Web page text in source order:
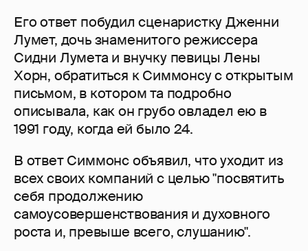
Его ответ побудил сценаристку Дженни
Лумет, дочь знаменитого режиссера
Сидни Лумета и внучку певицы Лены
Хорн, обратиться к Симмонсу с открытым
письмом, в котором та подробно
описывала, как он грубо овладел ею в
1991 году, когда ей было 24.
В ответ Симмонс объявил, что уходит из
всех своих компаний с целью "посвятить
себя продолжению
самоусовершенствования и духовного
роста и, превыше всего, слушанию".